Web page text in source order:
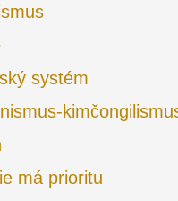
systém
má prioritu